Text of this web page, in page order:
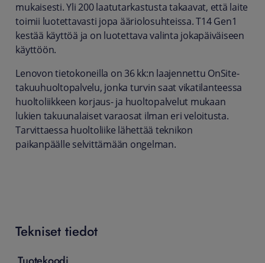
mukaisesti. Yli 200 laatutarkastusta takaavat, että laite
toimii luotettavasti jopa ääriolosuhteissa. T14 Gen1
kestää käyttöä ja on luotettava valinta jokapäiväiseen
käyttöön.
Lenovon tietokoneilla on 36 kk:n laajennettu OnSite-
takuuhuoltopalvelu, jonka turvin saat vikatilanteessa
huoltoliikkeen korjaus- ja huoltopalvelut mukaan
lukien takuunalaiset varaosat ilman eri veloitusta.
Tarvittaessa huoltoliike lähettää teknikon
paikanpäälle selvittämään ongelman.
Tekniset tiedot